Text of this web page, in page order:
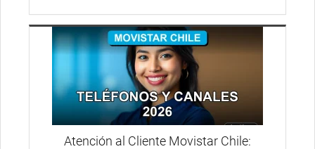
Atención al Cliente Movistar Chile: